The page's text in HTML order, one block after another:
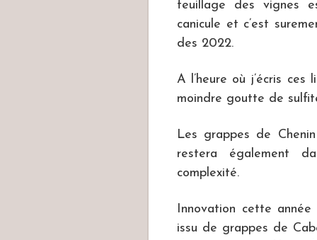
feuillage des vignes
canicule et c’est
des 2022.
A l’heure où j’écris ces
moindre goutte de
Les grappes de
restera également
complexité.
Innovation cette année
issu de grappes de